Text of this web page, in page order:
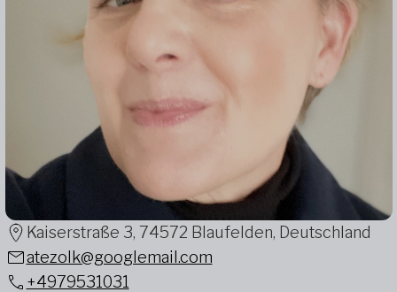
Kaiserstraße 3, 74572 Blaufelden, Deutschland
atezolk@googlemail.com
+4979531031